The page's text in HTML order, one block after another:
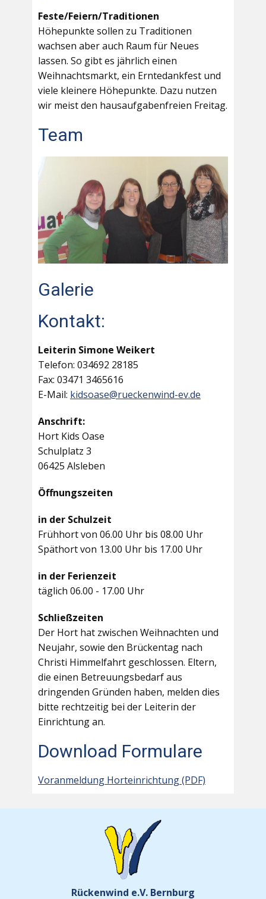
Feste/Feiern/Traditionen
Höhepunkte sollen zu Traditionen
wachsen aber auch Raum für Neues
lassen. So gibt es jährlich einen
Weihnachtsmarkt, ein Erntedankfest und
viele kleinere Höhepunkte. Dazu nutzen
wir meist den hausaufgabenfreien Freitag.
Team
Galerie
Kontakt:
Leiterin Simone Weikert
Telefon: 034692 28185
Fax: 03471 3465616
E-Mail: kidsoase@rueckenwind-ev.de
Anschrift:
Hort Kids Oase
Schulplatz 3
06425 Alsleben
Öffnungszeiten
in der Schulzeit
Frühhort von 06.00 Uhr bis 08.00 Uhr
Späthort von 13.00 Uhr bis 17.00 Uhr
in der Ferienzeit
täglich 06.00 - 17.00 Uhr
Schließzeiten
Der Hort hat zwischen Weihnachten und
Neujahr, sowie den Brückentag nach
Christi Himmelfahrt geschlossen. Eltern,
die einen Betreuungsbedarf aus
dringenden Gründen haben, melden dies
bitte rechtzeitig bei der Leiterin der
Einrichtung an.
Download Formulare
Voranmeldung Horteinrichtung (PDF)
Rückenwind e.V. Bernburg